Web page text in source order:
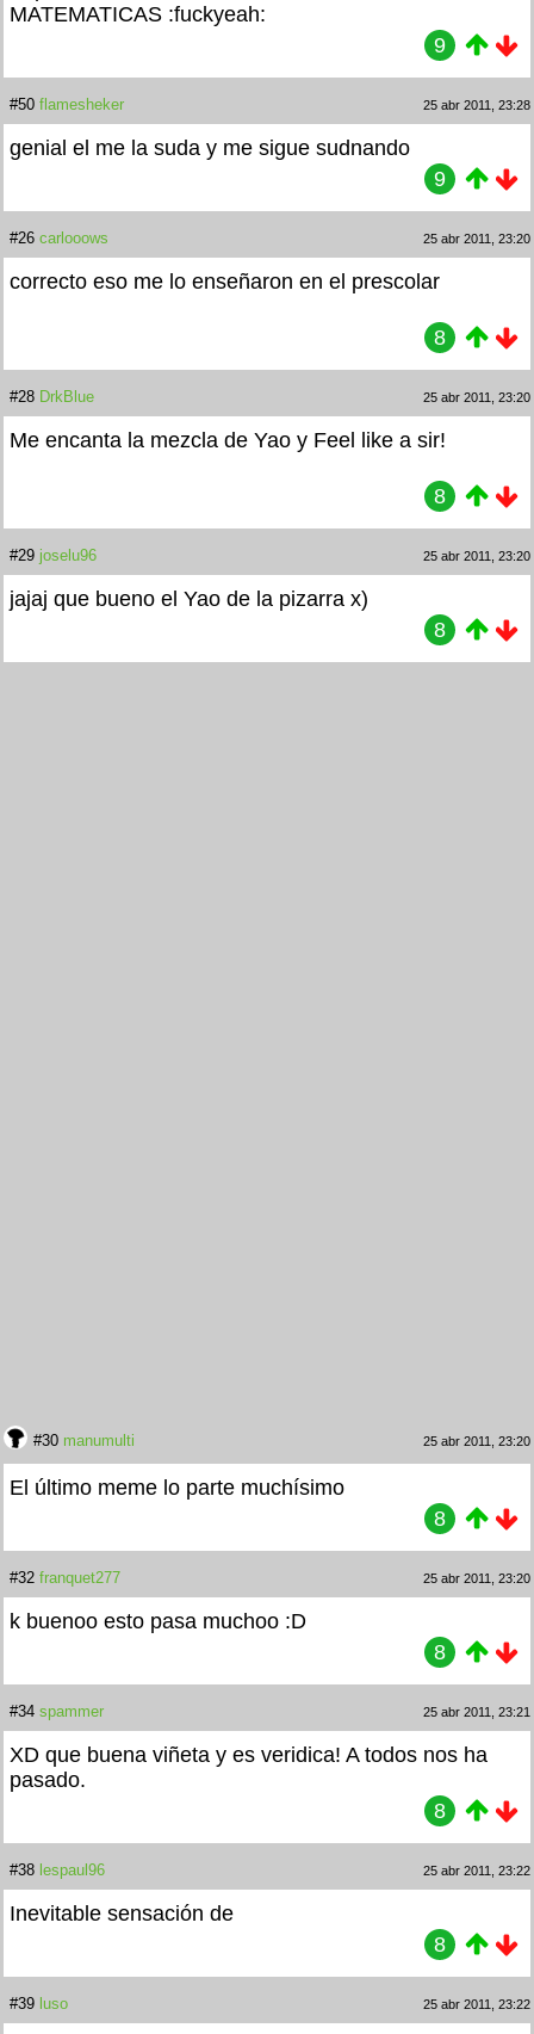
MATEMATICAS :fuckyeah:
9
#50 flamesheker 25 abr 2011, 23:28
genial el me la suda y me sigue sudnando
9
#26 carlooows 25 abr 2011, 23:20
correcto eso me lo enseñaron en el prescolar
8
#28 DrkBlue 25 abr 2011, 23:20
Me encanta la mezcla de Yao y Feel like a sir!
8
#29 joselu96 25 abr 2011, 23:20
jajaj que bueno el Yao de la pizarra x)
8
#30 manumulti 25 abr 2011, 23:20
El último meme lo parte muchísimo
8
#32 franquet277 25 abr 2011, 23:20
k buenoo esto pasa muchoo :D
8
#34 spammer 25 abr 2011, 23:21
XD que buena viñeta y es veridica! A todos nos ha
pasado.
8
#38 lespaul96 25 abr 2011, 23:22
Inevitable sensación de
8
#39 luso 25 abr 2011, 23:22